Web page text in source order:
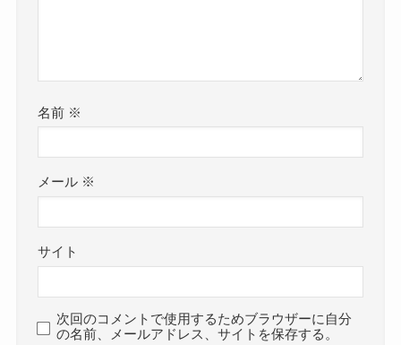
XG-JURIN(浅谷珠琳)のすっぴん画像ーインス
タやTWITTERは？
もしかしたらすっぴんの画像とかを載せているか
したが・・・
名前 ※
メール ※
サイト
次回のコメントで使用するためブラウザーに自分
の名前、メールアドレス、サイトを保存する。